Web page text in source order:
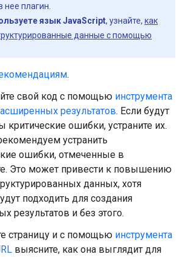
нее плагин.
язык JavaScript, узнайте, как
данные с помощью
.
свой код с помощью инструмента
результатов. Если будут
критические ошибки, устраните их.
устранить
ошибки, отмеченные в
Это может привести к повышению
данных, хотя
подходить для создания
результатов и без этого.
страницу и с помощью инструмента
выясните, как она выглядит для